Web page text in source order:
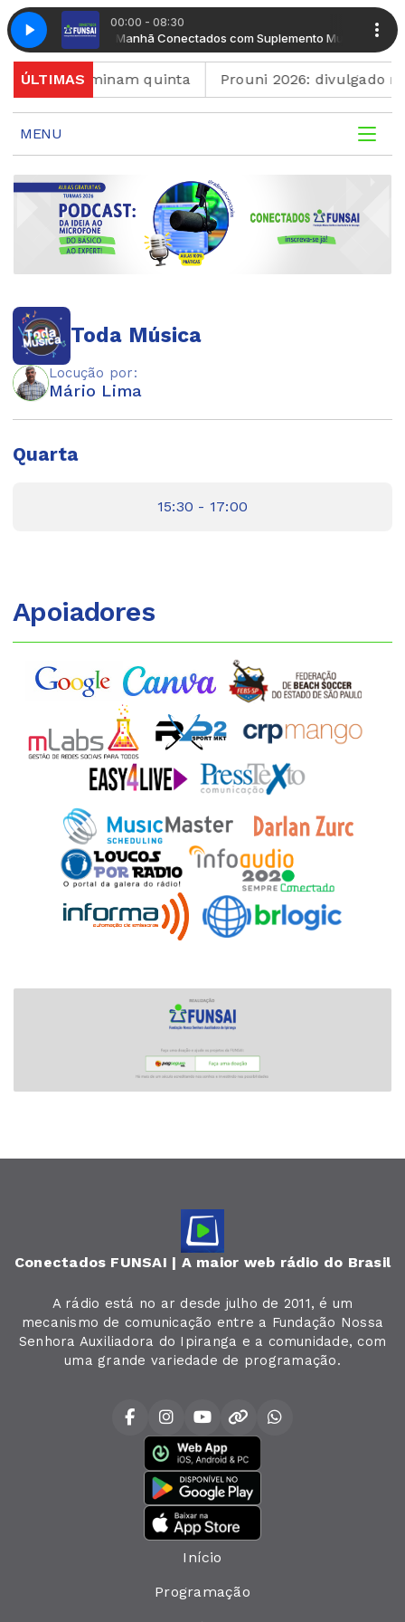
00:00 - 08:30
Musical Manhã Conectados com Suplemento Musical
ÚLTIMASterminam quinta Prouni 2026: divulgado
MENU
Toda Música
Locução por:
Mário Lima
Quarta
15:30 - 17:00
Apoiadores
Conectados FUNSAI | A maior web rádio do Brasil
A rádio está no ar desde julho de 2011, é um
mecanismo de comunicação entre a Fundação Nossa
Senhora Auxiliadora do Ipiranga e a comunidade, com
uma grande variedade de programação.
Início
Programação